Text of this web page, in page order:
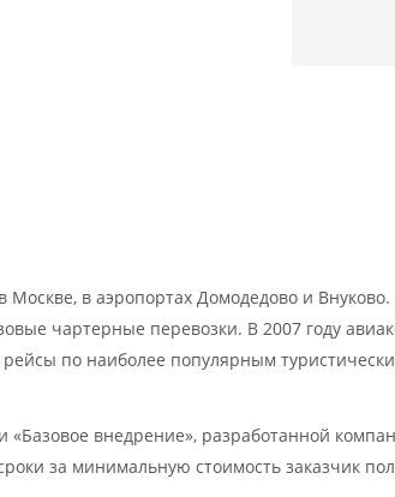
в аэропортах Домодедово и
чартерные перевозки. В 2007 году
по наиболее популярным
внедрение», разработанной
за минимальную стоимость заказчик